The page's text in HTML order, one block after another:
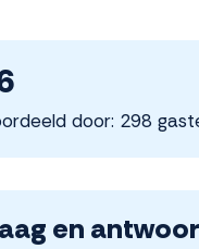
door: 298
en